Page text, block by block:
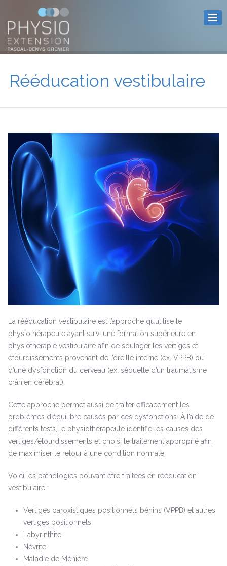
Rééducation vestibulaire
La rééducation vestibulaire est l’approche qu’utilise le
physiothérapeute ayant suivi une formation supérieure en
physiothérapie vestibulaire afin de soulager les vertiges et
étourdissements provenant de l’oreille interne (ex. VPPB) ou
d’une dysfonction du cerveau (ex. séquelle d’un traumatisme
crânien cérébral).
Cette approche permet aussi de traiter efficacement les
problèmes d’équilibre causés par ces dysfonctions. À l’aide de
différents tests, le physiothérapeute identifie les causes des
vertiges/étourdissements et choisi le traitement approprié afin
de maximiser le retour à une condition normale.
Voici les pathologies pouvant être traitées en rééducation
vestibulaire :
Vertiges paroxistiques positionnels bénins (VPPB) et autres
vertiges positionnels
Labyrinthite
Névrite
Maladie de Ménière